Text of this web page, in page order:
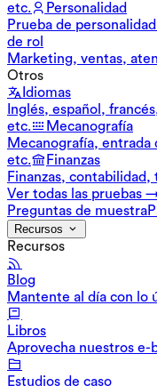
etc.
Personalidad
Prueba de
de rol
Marketing, ventas,
Otros
Idiomas
Inglés, español,
etc.
Mecanografía
Mecanografía,
etc.
Finanzas
Finanzas,
Ver todas las pruebas
Preguntas de muestra
Recursos
Recursos
Blog
Mantente al día con lo
Libros
Aprovecha nuestros e-
Estudios de caso